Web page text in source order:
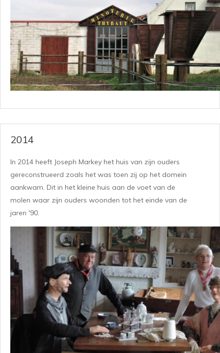
2014
In 2014 heeft Joseph Markey het huis van zijn ouders
gereconstrueerd zoals het was toen zij op het domein
aankwam. Dit in het kleine huis aan de voet van de
molen waar zijn ouders woonden tot het einde van de
jaren '90.